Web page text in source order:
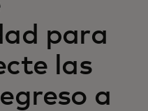
para
las
a